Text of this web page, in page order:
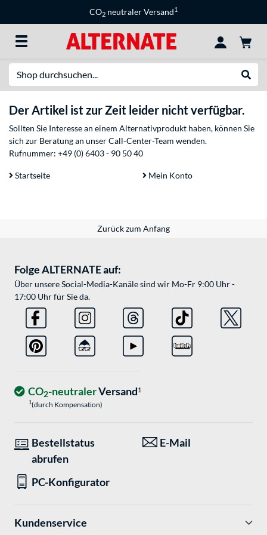
CO2 neutraler Versand1
Der Artikel ist zur Zeit leider nicht verfügbar.
Sollten Sie Interesse an einem Alternativprodukt haben, können Sie
sich zur Beratung an unser Call-Center-Team wenden.
Rufnummer: +49 (0) 6403 - 90 50 40
Startseite Mein Konto
Zurück zum Anfang
Folge ALTERNATE auf:
Über unsere Social-Media-Kanäle sind wir Mo-Fr 9:00 Uhr -
17:00 Uhr für Sie da.
CO2-neutralerVersand1
1(durch Kompensation)
Bestellstatus
abrufen
E-Mail
PC-Konfigurator
Kundenservice